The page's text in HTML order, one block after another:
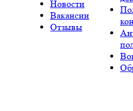
Новости
Вакансии
Отзывы